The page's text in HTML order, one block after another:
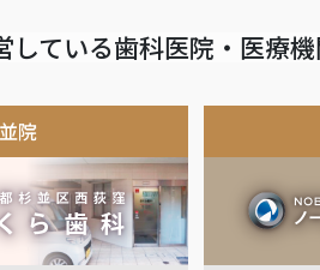
ている歯科医院・医療機
院